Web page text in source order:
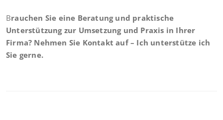
Brauchen Sie eine Beratung und praktische
Unterstützung zur Umsetzung und Praxis in Ihrer
Firma? Nehmen Sie Kontakt auf – Ich unterstütze ich
Sie gerne.